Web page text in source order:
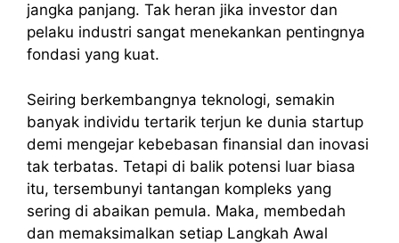
jangka panjang. Tak heran jika investor dan
pelaku industri sangat menekankan pentingnya
fondasi yang kuat.
Seiring berkembangnya teknologi, semakin
banyak individu tertarik terjun ke dunia startup
demi mengejar kebebasan finansial dan inovasi
tak terbatas. Tetapi di balik potensi luar biasa
itu, tersembunyi tantangan kompleks yang
sering di abaikan pemula. Maka, membedah
dan memaksimalkan setiap Langkah Awal